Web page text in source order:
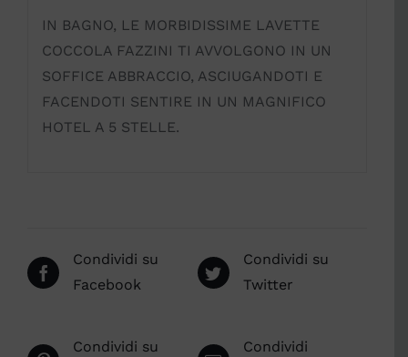
IN BAGNO, LE MORBIDISSIME LAVETTE
COCCOLA FAZZINI TI AVVOLGONO IN UN
SOFFICE ABBRACCIO, ASCIUGANDOTI E
FACENDOTI SENTIRE IN UN MAGNIFICO
HOTEL A 5 STELLE.
Condividi su
Facebook
Condividi su
Twitter
Condividi su
Condividi